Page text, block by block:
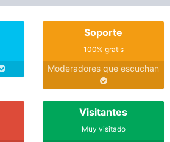
Soporte
100% gratis
Moderadores que escuchan
Visitantes
Muy visitado